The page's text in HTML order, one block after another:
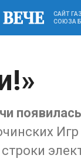
САЙТ
СОЮЗА